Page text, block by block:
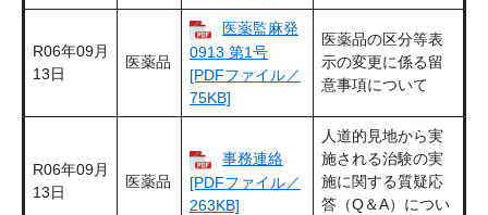
R06年09月
13日
医薬品
医薬監麻発
0913 第1号
[PDFファイル／
75KB]
医薬品の区分等表
示の変更に係る留
意事項について
R06年09月
13日
医薬品
事務連絡
[PDFファイル／
263KB]
人道的見地から実
施される治験の実
施に関する質疑応
答（Q＆A）につい